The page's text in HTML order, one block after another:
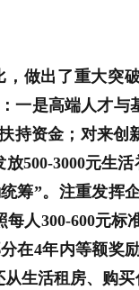
，做出了重大
一是高端人才
持资金；对来创
500-3000元生
筹”。注重发挥
人300-600元
在4年内等额奖
生活租房、购